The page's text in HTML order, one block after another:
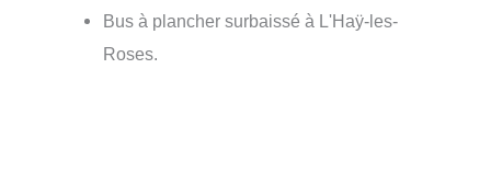
Bus à plancher surbaissé à L'Haÿ-les-
Roses.